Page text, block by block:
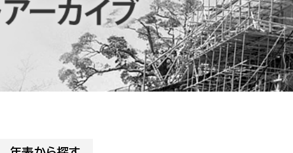
防災・安全
福祉・健康
環境・エネルギー
ル推進課
契約検査課
市税総務課
市民税課
資産税課